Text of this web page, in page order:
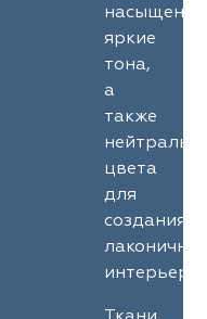
яркие
тона,
а
также
цвета
для
создания